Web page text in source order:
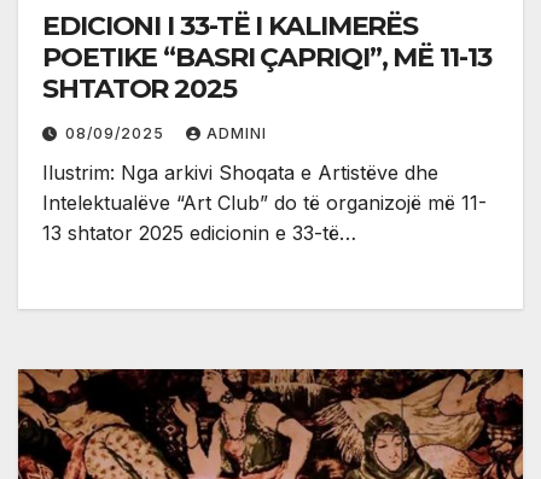
EDICIONI I 33-TË I KALIMERËS
POETIKE “BASRI ÇAPRIQI”, MË 11-13
SHTATOR 2025
08/09/2025 ADMINI
Ilustrim: Nga arkivi Shoqata e Artistëve dhe
Intelektualëve “Art Club” do të organizojë më 11-
13 shtator 2025 edicionin e 33-të…